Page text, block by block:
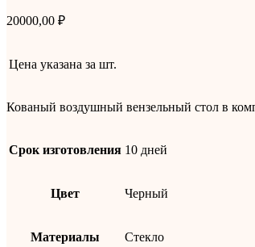
20000,00 ₽
Цена указана за шт.
Кованый воздушный вензельный стол в
Срок изготовления 10 дней
Цвет Черный
Материалы Стекло